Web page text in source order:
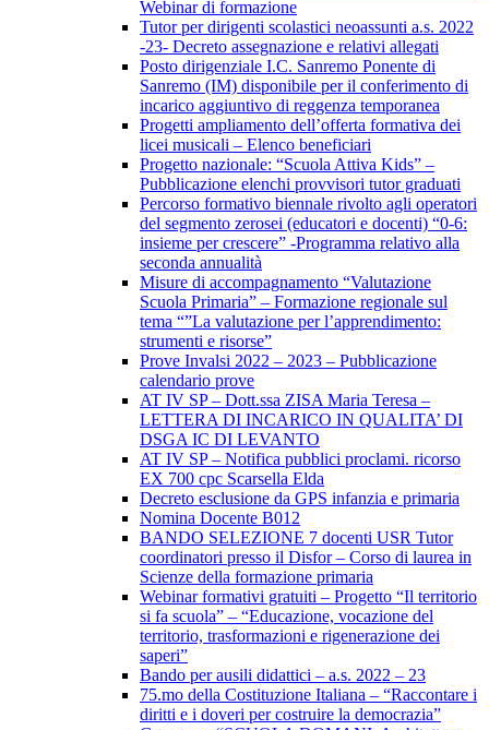
Webinar di formazione
Tutor per dirigenti scolastici neoassunti a.s. 2022
-23- Decreto assegnazione e relativi allegati
Posto dirigenziale I.C. Sanremo Ponente di
Sanremo (IM) disponibile per il conferimento di
incarico aggiuntivo di reggenza temporanea
Progetti ampliamento dell’offerta formativa dei
licei musicali – Elenco beneficiari
Progetto nazionale: “Scuola Attiva Kids” –
Pubblicazione elenchi provvisori tutor graduati
Percorso formativo biennale rivolto agli operatori
del segmento zerosei (educatori e docenti) “0-6:
insieme per crescere” -Programma relativo alla
seconda annualità
Misure di accompagnamento “Valutazione
Scuola Primaria” – Formazione regionale sul
tema “”La valutazione per l’apprendimento:
strumenti e risorse”
Prove Invalsi 2022 – 2023 – Pubblicazione
calendario prove
AT IV SP – Dott.ssa ZISA Maria Teresa –
LETTERA DI INCARICO IN QUALITA’ DI
DSGA IC DI LEVANTO
AT IV SP – Notifica pubblici proclami. ricorso
EX 700 cpc Scarsella Elda
Decreto esclusione da GPS infanzia e primaria
Nomina Docente B012
BANDO SELEZIONE 7 docenti USR Tutor
coordinatori presso il Disfor – Corso di laurea in
Scienze della formazione primaria
Webinar formativi gratuiti – Progetto “Il territorio
si fa scuola” – “Educazione, vocazione del
territorio, trasformazioni e rigenerazione dei
saperi”
Bando per ausili didattici – a.s. 2022 – 23
75.mo della Costituzione Italiana – “Raccontare i
diritti e i doveri per costruire la democrazia”